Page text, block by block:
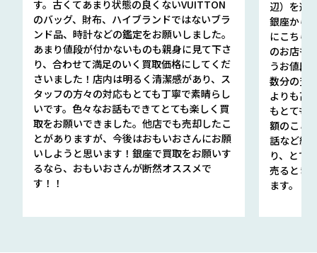
す。古くてあまり状態の良くないVUITTON
のバッグ、財布、ハイブランドではないブラ
ンド品、時計などの鑑定をお願いしました。
あまり値段が付かないものも親身に見て下さ
り、合わせて満足のいく買取価格にしてくだ
さいました！店内は明るく清潔感があり、ス
タッフの方々の対応もとても丁寧で素晴らし
いです。色々なお話もできてとても楽しく買
取をお願いできました。他店でも売却したこ
とがありますが、今後はおもいおさんにお願
いしようと思います！銀座で買取をお願いす
るなら、おもいおさんが断然オススメで
す！！
辺）を選
銀座から
にこちら
のお店も
うお値段
数分の査
よりも高
もとても
額のこと
話など細
り、とて
売るとき
ます。